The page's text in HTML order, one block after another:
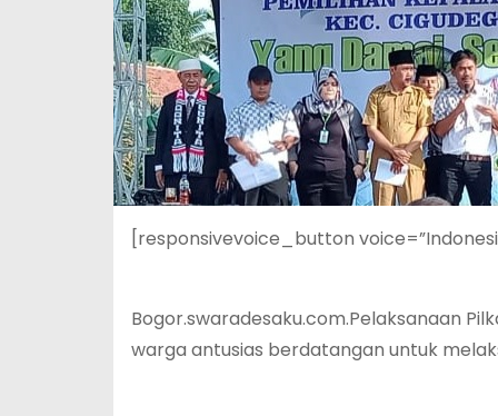
[responsivevoice_button
Bogor.swaradesaku.com.Pelaksanaan
warga antusias berdatangan untuk